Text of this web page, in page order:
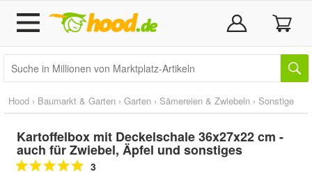
Hood › Baumarkt & Garten › Garten › Sämereien & Zwiebeln › Sonstige
Kartoffelbox mit Deckelschale 36x27x22 cm -
auch für Zwiebel, Äpfel und sonstiges
3